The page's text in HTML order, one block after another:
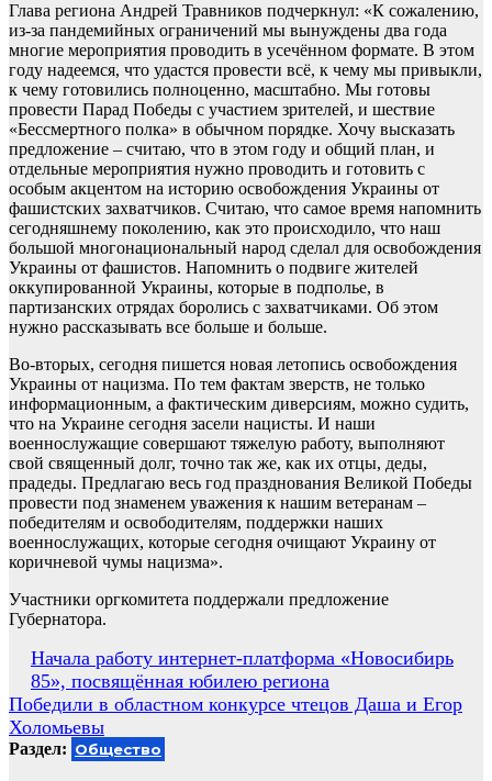
Глава региона Андрей Травников подчеркнул: «К сожалению,
из-за пандемийных ограничений мы вынуждены два года
многие мероприятия проводить в усечённом формате. В этом
году надеемся, что удастся провести всё, к чему мы привыкли,
к чему готовились полноценно, масштабно. Мы готовы
провести Парад Победы с участием зрителей, и шествие
«Бессмертного полка» в обычном порядке. Хочу высказать
предложение – считаю, что в этом году и общий план, и
отдельные мероприятия нужно проводить и готовить с
особым акцентом на историю освобождения Украины от
фашистских захватчиков. Считаю, что самое время напомнить
сегодняшнему поколению, как это происходило, что наш
большой многонациональный народ сделал для освобождения
Украины от фашистов. Напомнить о подвиге жителей
оккупированной Украины, которые в подполье, в
партизанских отрядах боролись с захватчиками. Об этом
нужно рассказывать все больше и больше.
Во-вторых, сегодня пишется новая летопись освобождения
Украины от нацизма. По тем фактам зверств, не только
информационным, а фактическим диверсиям, можно судить,
что на Украине сегодня засели нацисты. И наши
военнослужащие совершают тяжелую работу, выполняют
свой священный долг, точно так же, как их отцы, деды,
прадеды. Предлагаю весь год празднования Великой Победы
провести под знаменем уважения к нашим ветеранам –
победителям и освободителям, поддержки наших
военнослужащих, которые сегодня очищают Украину от
коричневой чумы нацизма».
Участники оргкомитета поддержали предложение
Губернатора.
Навигация
по
записям
Начала работу интернет-платформа «Новосибирь
85», посвящённая юбилею региона
Победили в областном конкурсе чтецов Даша и Егор
Холомьевы
Раздел: Общество